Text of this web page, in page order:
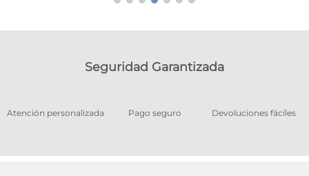
Seguridad Garantizada
Atención personalizada Pago seguro Devoluciones fáciles